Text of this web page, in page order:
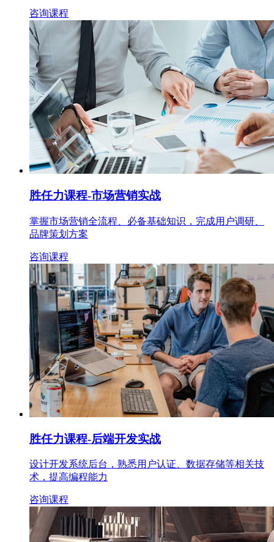
咨询课程
胜任力课程-市场营销实战
掌握市场营销全流程、必备基础知识，完成用户调研、
品牌策划方案
咨询课程
胜任力课程-后端开发实战
设计开发系统后台，熟悉用户认证、数据存储等相关技
术，提高编程能力
咨询课程